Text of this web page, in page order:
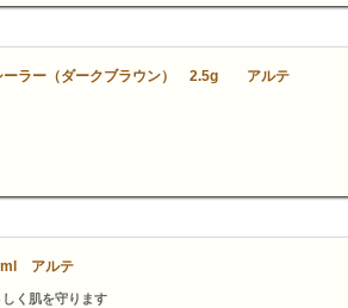
ーラー（ダークブラウン） 2.5g アルテ
アルテ
く肌を守ります